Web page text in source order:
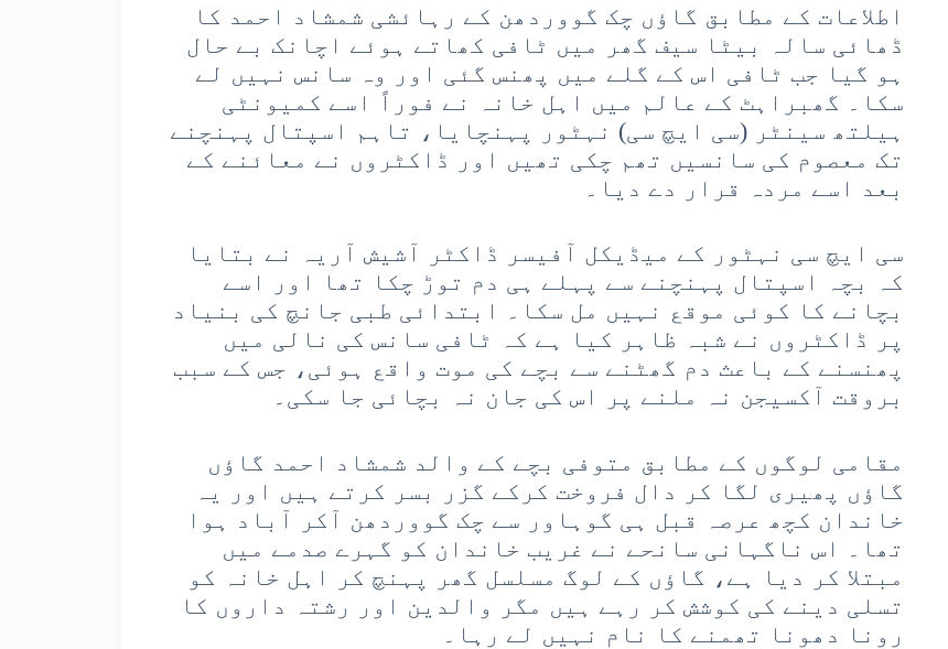
اطلاعات کے مطابق گاؤں چک گووردھن کے رہائشی شمشاد احمد کا
ڈھائی سالہ بیٹا سیف گھر میں ٹافی کھاتے ہوئے اچانک بے حال
ہو گیا جب ٹافی اس کے گلے میں پھنس گئی اور وہ سانس نہیں لے
سکا۔ گھبراہٹ کے عالم میں اہل خانہ نے فوراً اسے کمیونٹی
ہیلتھ سینٹر (سی ایچ سی) نہٹور پہنچایا، تاہم اسپتال پہنچنے
تک معصوم کی سانسیں تھم چکی تھیں اور ڈاکٹروں نے معائنے کے
بعد اسے مردہ قرار دے دیا۔
سی ایچ سی نہٹور کے میڈیکل آفیسر ڈاکٹر آشیش آریہ نے بتایا
کہ بچہ اسپتال پہنچنے سے پہلے ہی دم توڑ چکا تھا اور اسے
بچانے کا کوئی موقع نہیں مل سکا۔ ابتدائی طبی جانچ کی بنیاد
پر ڈاکٹروں نے شبہ ظاہر کیا ہے کہ ٹافی سانس کی نالی میں
پھنسنے کے باعث دم گھٹنے سے بچے کی موت واقع ہوئی، جس کے سبب
بروقت آکسیجن نہ ملنے پر اس کی جان نہ بچائی جا سکی۔
مقامی لوگوں کے مطابق متوفی بچے کے والد شمشاد احمد گاؤں
گاؤں پھیری لگا کر دال فروخت کرکے گزر بسر کرتے ہیں اور یہ
خاندان کچھ عرصہ قبل ہی گوہاور سے چک گووردھن آکر آباد ہوا
تھا۔ اس ناگہانی سانحے نے غریب خاندان کو گہرے صدمے میں
مبتلا کر دیا ہے، گاؤں کے لوگ مسلسل گھر پہنچ کر اہل خانہ کو
تسلی دینے کی کوشش کر رہے ہیں مگر والدین اور رشتہ داروں کا
رونا دھونا تھمنے کا نام نہیں لے رہا۔